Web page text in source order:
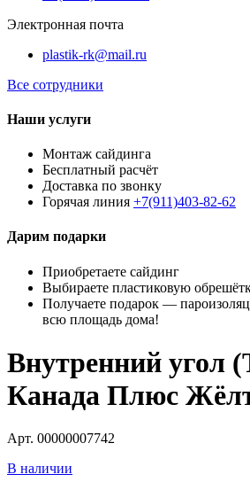
Электронная почта
plastik-rk@mail.ru
Все сотрудники
Наши услуги
Монтаж сайдинга
Бесплатный расчёт
Доставка по звонку
Горячая линия +7(911)403-82-62
Дарим подарки
Приобретаете сайдинг
Выбираете пластиковую
Получаете подарок —
всю площадь дома!
Внутренний угол
Канада Плюс
Арт. 00000007742
В наличии